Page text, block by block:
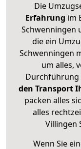
Die
Erfahrung im
Schwenningen
die ein
Schwenningen
um alles,
Durchführung
den Transport
packen alles
alles
Villingen
Wenn Sie